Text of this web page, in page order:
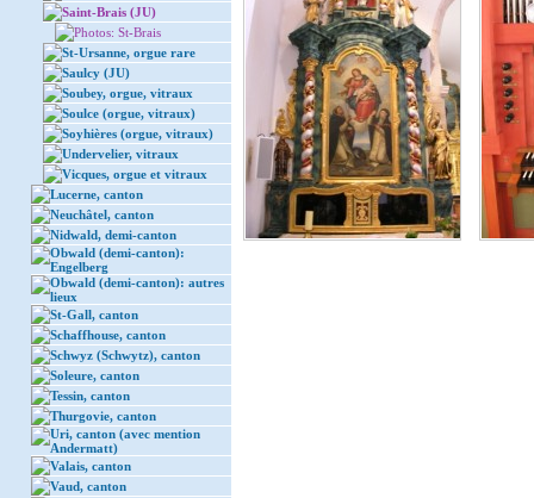
Saint-Brais (JU)
Photos: St-Brais
St-Ursanne, orgue rare
Saulcy (JU)
Soubey, orgue, vitraux
Soulce (orgue, vitraux)
Soyhières (orgue, vitraux)
Undervelier, vitraux
Vicques, orgue et vitraux
Lucerne, canton
Neuchâtel, canton
Nidwald, demi-canton
Obwald (demi-canton):
Engelberg
Obwald (demi-canton): autres
lieux
St-Gall, canton
Schaffhouse, canton
Schwyz (Schwytz), canton
Soleure, canton
Tessin, canton
Thurgovie, canton
Uri, canton (avec mention
Andermatt)
Valais, canton
Vaud, canton